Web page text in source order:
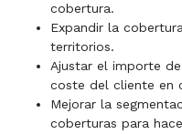
cobertura.
Expandir la
territorios.
Ajustar el importe
coste del cliente en
Mejorar la
coberturas para